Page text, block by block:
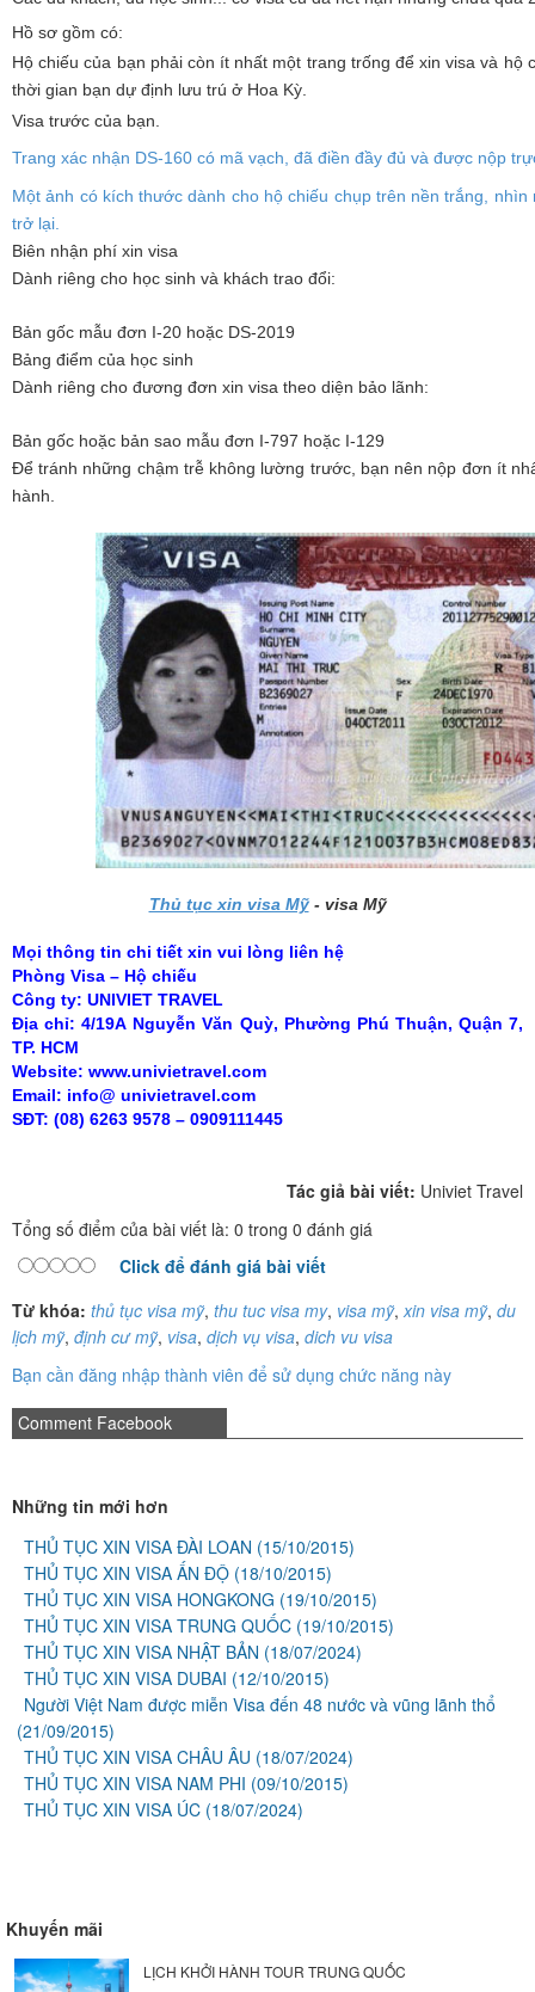
Hồ sơ gồm có:
Hộ chiếu của bạn phải còn ít nhất một trang trống để xin visa và hộ
thời gian bạn dự định lưu trú ở Hoa Kỳ.
Visa trước của bạn.
Trang xác nhận DS-160 có mã vạch, đã điền đầy đủ và được nộp
Một ảnh có kích thước dành cho hộ chiếu chụp trên nền trắng,
trở lại.
Biên nhận phí xin visa
Dành riêng cho học sinh và khách trao đổi:
Bản gốc mẫu đơn I-20 hoặc DS-2019
Bảng điểm của học sinh
Dành riêng cho đương đơn xin visa theo diện bảo lãnh:
Bản gốc hoặc bản sao mẫu đơn I-797 hoặc I-129
Để tránh những chậm trễ không lường trước, bạn nên nộp đơn ít
hành.
Thủ tục xin visa Mỹ- visa Mỹ
Mọi thông tin chi tiết xin vui lòng liên hệ
Phòng Visa – Hộ chiếu
Công ty: UNIVIET TRAVEL
Địa chỉ: 4/19A Nguyễn Văn Quỳ, Phường Phú Thuận, Quận 7,
TP. HCM
Website: www.univietravel.com
Email: info@ univietravel.com
SĐT: (08) 6263 9578 – 0909111445
Tác giả bài viết: Univiet Travel
Tổng số điểm của bài viết là: 0 trong 0 đánh giá
Click để đánh giá bài viết
Từ khóa: thủ tục visa mỹ, thu tuc visa my, visa mỹ, xin visa mỹ, du
lịch mỹ, định cư mỹ, visa, dịch vụ visa, dich vu visa
Bạn cần đăng nhập thành viên để sử dụng chức năng này
Comment Facebook
Những tin mới hơn
THỦ TỤC XIN VISA ĐÀI LOAN (15/10/2015)
THỦ TỤC XIN VISA ẤN ĐỘ (18/10/2015)
THỦ TỤC XIN VISA HONGKONG (19/10/2015)
THỦ TỤC XIN VISA TRUNG QUỐC (19/10/2015)
THỦ TỤC XIN VISA NHẬT BẢN (18/07/2024)
THỦ TỤC XIN VISA DUBAI (12/10/2015)
Người Việt Nam được miễn Visa đến 48 nước và vũng lãnh thổ
(21/09/2015)
THỦ TỤC XIN VISA CHÂU ÂU (18/07/2024)
THỦ TỤC XIN VISA NAM PHI (09/10/2015)
THỦ TỤC XIN VISA ÚC (18/07/2024)
Khuyến mãi
LỊCH KHỞI HÀNH TOUR TRUNG QUỐC